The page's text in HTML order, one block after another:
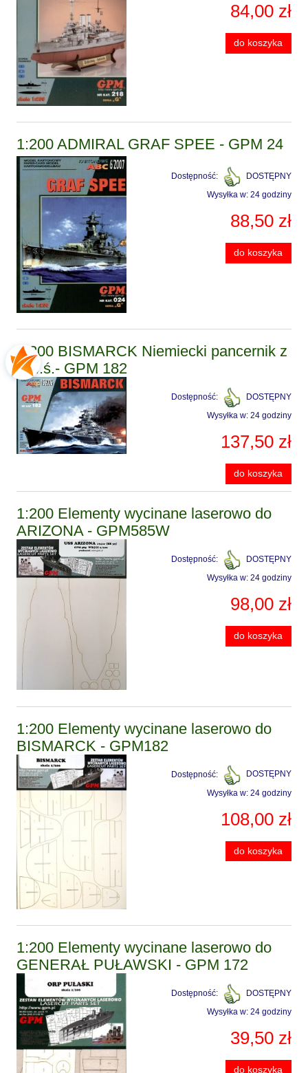
84,00 zł
do koszyka
1:200 ADMIRAL GRAF SPEE - GPM 24
Dostępność:
DOSTĘPNY
Wysyłka w: 24 godziny
88,50 zł
do koszyka
1:200 BISMARCK Niemiecki pancernik z
II w.ś.- GPM 182
Dostępność:
DOSTĘPNY
Wysyłka w: 24 godziny
137,50 zł
do koszyka
1:200 Elementy wycinane laserowo do
ARIZONA - GPM585W
Dostępność:
DOSTĘPNY
Wysyłka w: 24 godziny
98,00 zł
do koszyka
1:200 Elementy wycinane laserowo do
BISMARCK - GPM182
Dostępność:
DOSTĘPNY
Wysyłka w: 24 godziny
108,00 zł
do koszyka
1:200 Elementy wycinane laserowo do
GENERAŁ PUŁAWSKI - GPM 172
Dostępność:
DOSTĘPNY
Wysyłka w: 24 godziny
39,50 zł
do koszyka